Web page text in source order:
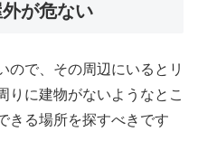
が危ない
ので、その周辺にいるとリ
りに建物がないようなとこ
きる場所を探すべきです